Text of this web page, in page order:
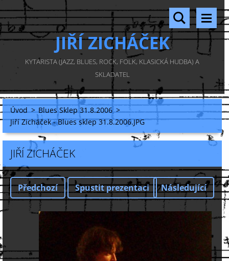
JIŘÍ ZICHÁČEK
KYTARISTA (JAZZ, BLUES, ROCK, FOLK, KLASICKÁ HUDBA) A
SKLADATEL
Úvod > Blues Sklep 31.8.2006 >
Jiří Zicháček - Blues sklep 31.8.2006.JPG
JIŘÍ ZICHÁČEK
Předchozí Spustit prezentaci Následující